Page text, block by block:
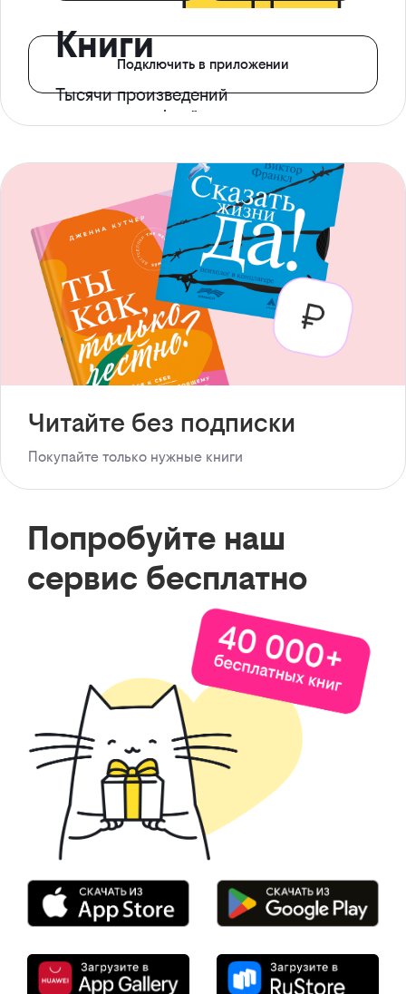
Книги
Тысячи произведений
с доступом офлайн
Подключить в приложении
Читайте без подписки
Покупайте только нужные книги
Попробуйте наш
сервис бесплатно